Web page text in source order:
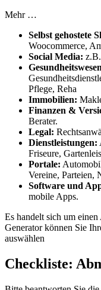
Mehr …
Selbst gehostete
Woocommerce,
Social Media:
Pflege, Reha
Immobilien:
Finanzen &
Berater.
Legal:
Dienstleistungen:
Friseure,
Portale:
Vereine, Parteien,
Software und
mobile Apps.
Es handelt sich um
Generator können Sie
auswählen
Checkliste: